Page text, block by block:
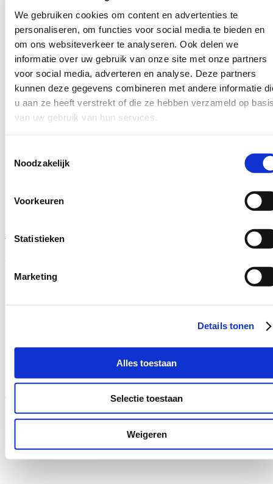
We gebruiken cookies om content en advertenties te
personaliseren, om functies voor social media te bieden en
om ons websiteverkeer te analyseren. Ook delen we
informatie over uw gebruik van onze site met onze partners
voor social media, adverteren en analyse. Deze partners
kunnen deze gegevens combineren met andere informatie
u aan ze heeft verstrekt of die ze hebben verzameld op
van uw gebruik van hun services.
Noodzakelijk
Voorkeuren
Statistieken
Marketing
Details tonen
Alles toestaan
Selectie toestaan
Weigeren
sales@schotpoort.nl